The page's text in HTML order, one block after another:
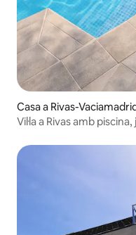
Casa a Rivas-
Vil·la a Rivas amb